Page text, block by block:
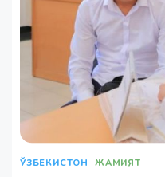
ЎЗБЕКИСТОН ЖАМИЯТ